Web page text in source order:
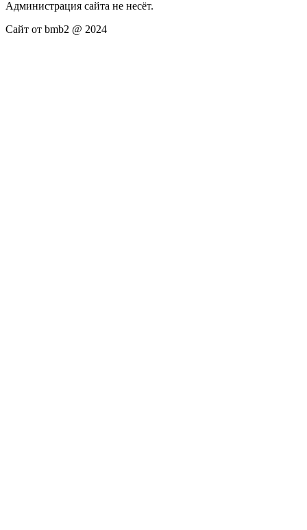
Администрация сайта не несёт.
Сайт от bmb2 @ 2024